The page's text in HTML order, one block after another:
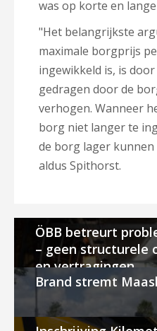
was op korte en
"Het belangrijkste
maximale borgprijs
ingewikkeld is, is
gedragen door de
verhogen. Wanneer
borg niet langer te
de borg lager
aldus Spithorst.
ÖBB betreurt
– geen structurele
en vertragingen
Brand stremt